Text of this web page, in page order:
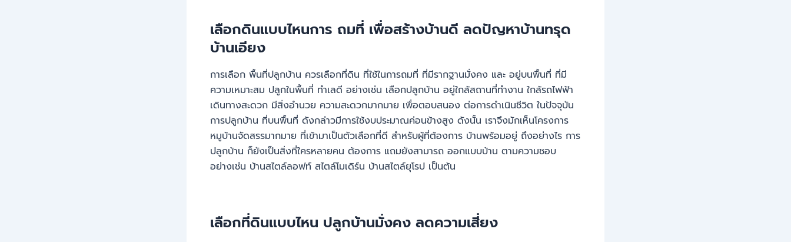
เลือกดินแบบไหนการ ถมที่ เพื่อสร้างบ้านดี ลดปัญหาบ้านทรุด
บ้านเอียง
การเลือก พื้นที่ปลูกบ้าน ควรเลือกที่ดิน ที่ใช้ในการถมที่ ที่มีรากฐานมั่งคง และ อยู่บนพื้นที่ ที่มี
ความเหมาะสม ปลูกในพื้นที่ ทำเลดี อย่างเช่น เลือกปลูกบ้าน อยู่ใกล้สถานที่ทำงาน ใกล้รถไฟฟ้า
เดินทางสะดวก มีสิ่งอำนวย ความสะดวกมากมาย เพื่อตอบสนอง ต่อการดำเนินชีวิต ในปัจจุบัน
การปลูกบ้าน ที่บนพื้นที่ ดังกล่าวมีการใช้งบประมาณค่อนข้างสูง ดังนั้น เราจึงมักเห็นโครงการ
หมูบ้านจัดสรรมากมาย ที่เข้ามาเป็นตัวเลือกที่ดี สำหรับผู้ที่ต้องการ บ้านพร้อมอยู่ ถึงอย่างไร การ
ปลูกบ้าน ก็ยังเป็นสิ่งที่ใครหลายคน ต้องการ แถมยังสามารถ ออกแบบบ้าน ตามความชอบ
อย่างเช่น บ้านสไตล์ลอฟท์ สไตล์โมเดิร์น บ้านสไตล์ยุโรป เป็นต้น
เลือกที่ดินแบบไหน ปลูกบ้านมั่งคง ลดความเสี่ยง